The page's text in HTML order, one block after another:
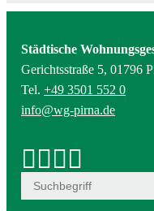
Städtische
Gerichtsstraße 5, 01796
Tel. +49 3501 552 0
info@wg-pirna.de